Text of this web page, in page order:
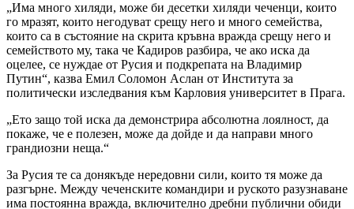
„Има много хиляди, може би десетки хиляди чеченци, които
го мразят, които негодуват срещу него и много семейства,
които са в състояние на скрита кръвна вражда срещу него и
семейството му, така че Кадиров разбира, че ако иска да
оцелее, се нуждае от Русия и подкрепата на Владимир
Путин“, казва Емил Соломон Аслан от Института за
политически изследвания към Карловия университет в Прага.
„Ето защо той иска да демонстрира абсолютна лоялност, да
покаже, че е полезен, може да дойде и да направи много
грандиозни неща.“
За Русия те са донякъде нередовни сили, които тя може да
разгърне. Между чеченските командири и руското разузнаване
има постоянна вражда, включително дребни публични обиди